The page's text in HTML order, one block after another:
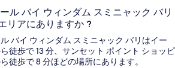
ル バイ ウィンダム スミニャック バリ
リアにありますか ?
バイ ウィンダム スミニャック バリはイー
徒歩で 13 分、サンセット ポイント ショッピ
徒歩で 8 分ほどの場所にあります。